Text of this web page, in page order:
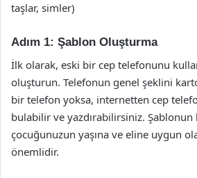
taşlar, simler)
Adım 1: Şablon Oluşturma
İlk olarak, eski bir cep telefonunu
oluşturun. Telefonun genel şeklini
bir telefon yoksa, internetten cep
bulabilir ve yazdırabilirsiniz.
çocuğunuzun yaşına ve eline uygun
önemlidir.